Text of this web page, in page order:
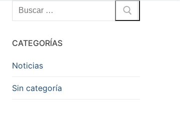
Buscar:
Buscar:
CATEGORÍAS
Noticias
Sin categoría